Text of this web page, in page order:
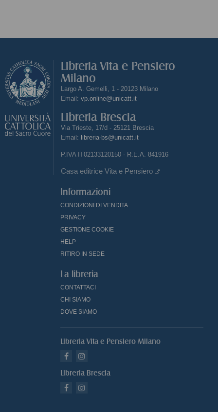
Libreria Vita e Pensiero
Milano
Largo A. Gemelli, 1 - 20123 Milano
Email: vp.online@unicatt.it
Libreria Brescia
Via Trieste, 17/d - 25121 Brescia
Email: libreria-bs@unicatt.it
P.IVA IT02133120150 - R.E.A. 841916
Casa editrice Vita e Pensiero
Informazioni
CONDIZIONI DI VENDITA
PRIVACY
GESTIONE COOKIE
HELP
RITIRO IN SEDE
La libreria
CONTATTACI
CHI SIAMO
DOVE SIAMO
Libreria Vita e Pensiero Milano
Libreria Brescia